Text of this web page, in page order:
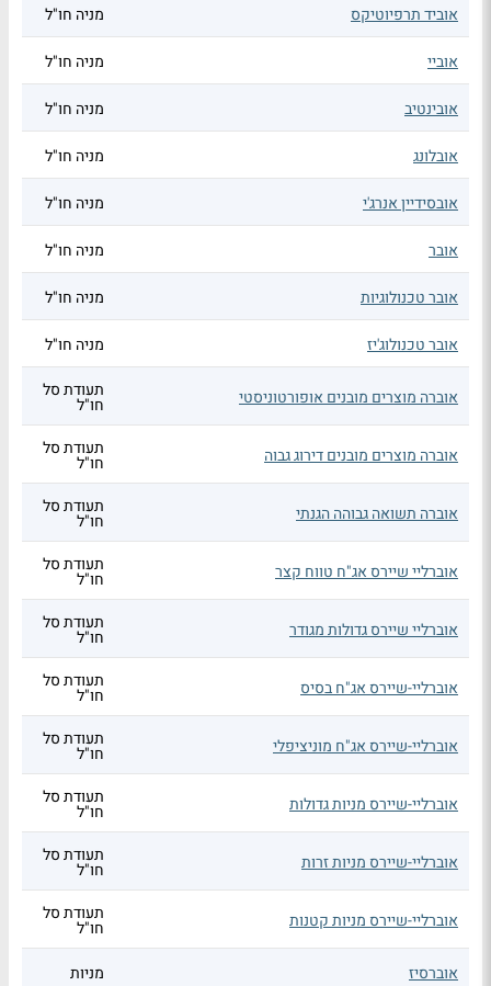
אוביד תרפיוטיקס מניה חו"ל
אוביי מניה חו"ל
אובינטיב מניה חו"ל
אובלונג מניה חו"ל
אובסידיין אנרג'י מניה חו"ל
אובר מניה חו"ל
אובר טכנולוגיות מניה חו"ל
אובר טכנולוג'יז מניה חו"ל
אוברה מוצרים מובנים אופורטוניסטי תעודת סל
חו"ל
אוברה מוצרים מובנים דירוג גבוה תעודת סל
חו"ל
אוברה תשואה גבוהה הגנתי תעודת סל
חו"ל
אוברליי שיירס אג"ח טווח קצר תעודת סל
חו"ל
אוברליי שיירס גדולות מגודר תעודת סל
חו"ל
אוברליי-שיירס אג"ח בסיס תעודת סל
חו"ל
אוברליי-שיירס אג"ח מוניציפלי תעודת סל
חו"ל
אוברליי-שיירס מניות גדולות תעודת סל
חו"ל
אוברליי-שיירס מניות זרות תעודת סל
חו"ל
אוברליי-שיירס מניות קטנות תעודת סל
חו"ל
אוברסיז
מניות